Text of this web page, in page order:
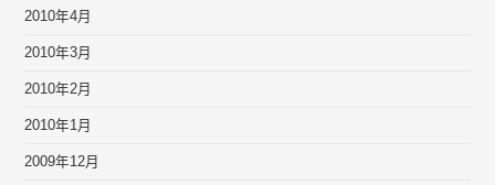
2010年4月
2010年3月
2010年2月
2010年1月
2009年12月